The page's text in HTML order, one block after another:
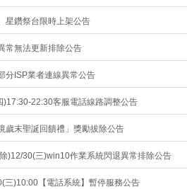
星鑽祭台限時上架公告
常無法更新排除公告
分ISP業者連線異常公告
)17:30-22:30客服電話線路調整公告
歲末聖誕回饋禮」獎勵拔除公告
)12/30(三)win10作業系統閃退異常排除公告
三)10:00【電話系統】暫停服務公告